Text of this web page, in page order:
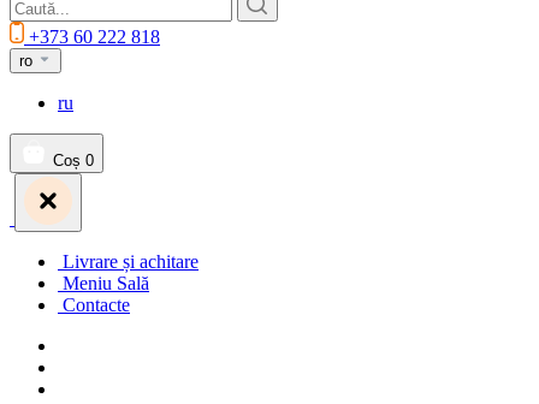
+373 60 222 818
ro
ru
Coș 0
Livrare și achitare
Meniu Sală
Contacte